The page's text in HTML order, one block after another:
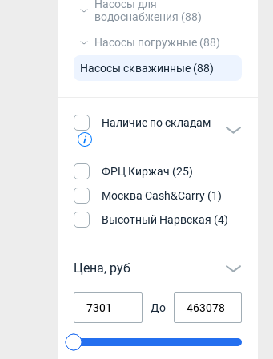
Насосы для
водоснабжения (88)
Насосы погружные (88)
Насосы скважинные (88)
Наличие по складам
ФРЦ Киржач (25)
Москва Cash&Carry (1)
Высотный Нарвская (4)
Цена, руб
До